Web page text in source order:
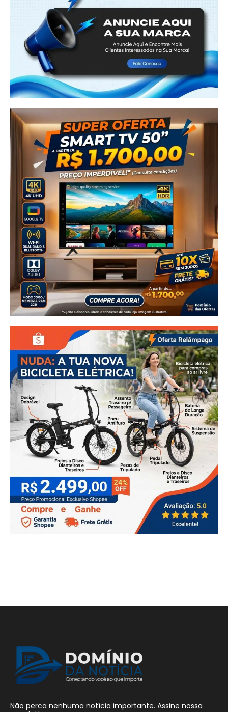
Não perca nenhuma notícia importante. Assine nossa